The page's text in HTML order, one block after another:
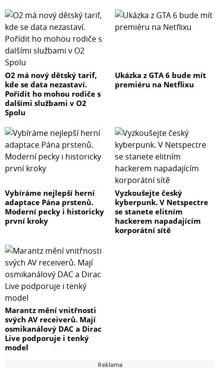
O2 má nový dětský tarif,
kde se data nezastaví.
Pořídit ho mohou rodiče s
dalšími službami v O2
Spolu
Ukázka z GTA 6 bude mít
premiéru na Netflixu
Vybíráme nejlepší herní
adaptace Pána prstenů.
Moderní pecky i historicky
první kroky
Vyzkoušejte český
kyberpunk. V Netspectre
se stanete elitním
hackerem napadajícím
korporátní sítě
Marantz mění vnitřnosti
svých AV receiverů. Mají
osmikanálový DAC a Dirac
Live podporuje i tenký
model